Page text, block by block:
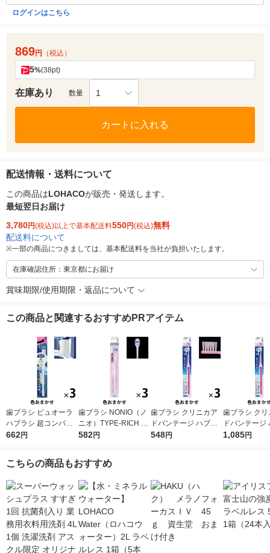
ログインはこちら
869円 （税込）
5%(38pt)
在庫あり 数量 1
カートに入れる
配送情報・送料について
この商品はLOHACOが販売・発送します。
最短翌日お届け
3,780円(税込)以上で基本配送料550円(税込)無料
配送料について
※一部の商品につきましては、基本配送料を当社が負担いたします。
在庫確認住所：東京都にお届け
賞味期限/使用期限・返品について
この商品と関連するおすすめPRアイテム
歯ブラシ ピュオーラ
ハブラシ 超コンパク
ト ふつう 1セット（3
662円
歯ブラシ NONIO（ノ
ニオ）TYPE-RICH ふ
つう 1セット（3本）
582円
歯ブラシ クリニカア
ドバンテージ ハブラ
シ 4列 超コンパクト
548円
歯ブラシ クリ
ドバンテージ
シ 4列 超コン
1,085円
こちらの商品もおすすめ